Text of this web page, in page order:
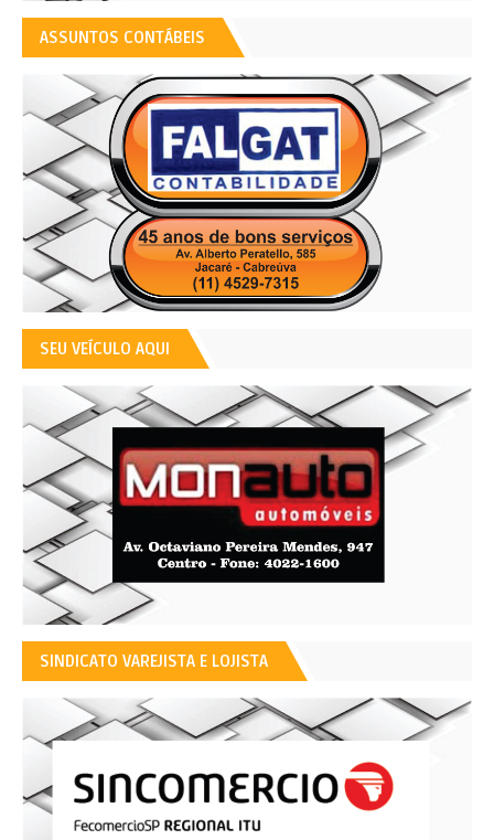
ASSUNTOS CONTÁBEIS
SEU VEÍCULO AQUI
SINDICATO VAREJISTA E LOJISTA